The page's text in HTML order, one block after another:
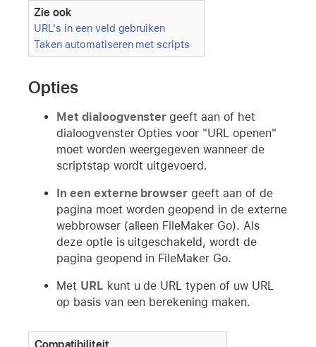
Zie ook
URL's in een veld gebruiken
Taken automatiseren met scripts
Opties
Met dialoogvenstergeeft aan of het
dialoogvenster Opties voor "URL openen"
moet worden weergegeven wanneer de
scriptstap wordt uitgevoerd.
In een externe browser geeft aan of de
pagina moet worden geopend in de externe
webbrowser (alleen FileMaker Go). Als
deze optie is uitgeschakeld, wordt de
pagina geopend in FileMaker Go.
Met URL kunt u de URL typen of uw URL
op basis van een berekening maken.